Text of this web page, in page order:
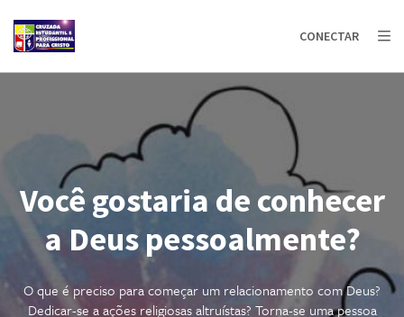
AFRICA
AMERICA / CARIBBEAN
OCEANIA
CONECTAR
Você gostaria de conhecer
a Deus pessoalmente?
O que é preciso para começar um relacionamento com Deus?
Dedicar-se a ações religiosas altruístas? Torna-se uma pessoa